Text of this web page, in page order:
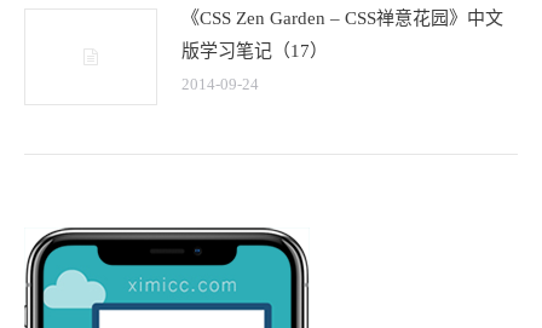
《CSS Zen Garden – CSS禅意花园》中文
版学习笔记（17）
2014-09-24